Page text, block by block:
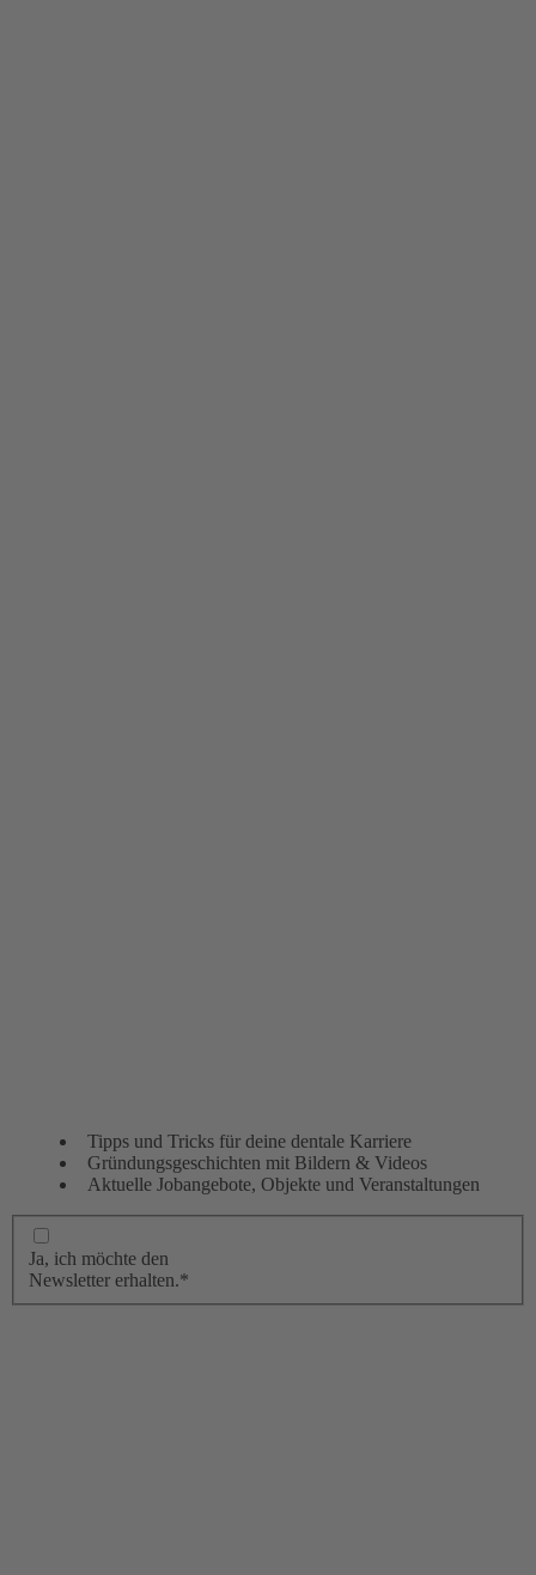
Tipps und Tricks für deine dentale Karriere
Gründungsgeschichten mit Bildern & Videos
Aktuelle Jobangebote, Objekte und Veranstaltungen
Ja, ich möchte den
Newsletter erhalten.*